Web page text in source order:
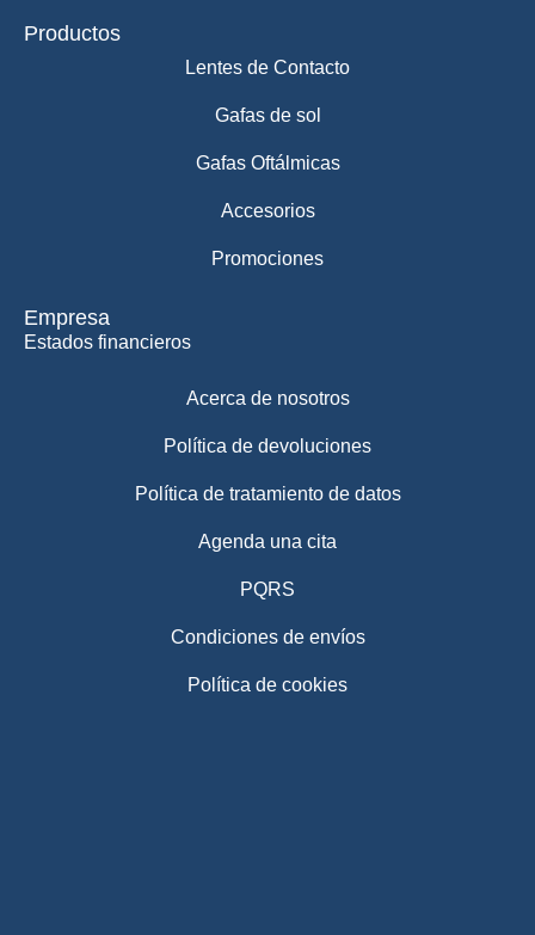
Productos
Lentes de Contacto
Gafas de sol
Gafas Oftálmicas
Accesorios
Promociones
Empresa
Estados financieros
Acerca de nosotros
Política de devoluciones
Política de tratamiento de datos
Agenda una cita
PQRS
Condiciones de envíos
Política de cookies